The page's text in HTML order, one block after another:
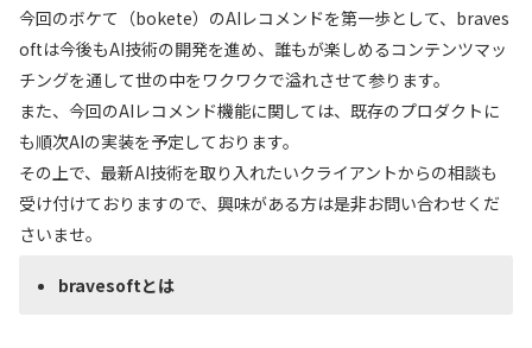
今回のボケて（bokete） のAIレコメンドを第一歩として、braves
oftは今後もAI技術の開発を進め、誰もが楽しめるコンテンツマッ
チングを通して世の中をワクワクで溢れさせて参ります。
また、今回のAIレコメンド機能に関しては、既存のプロダクトに
も順次AIの実装を予定しております。
その上で、最新AI技術を取り入れたいクライアントからの相談も
受け付けておりますので、興味がある方は是非お問い合わせくだ
さいませ。
bravesoftとは